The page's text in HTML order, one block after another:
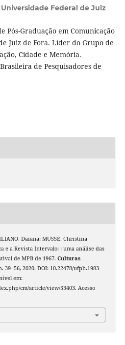
Universidade Federal de Juiz
Pós-Graduação em Comunicação
Juiz de Fora. Líder do Grupo de
Cidade e Memória.
de Pesquisadores de
Daiana; MUSSE, Christina
e a Revista Intervalo: : uma análise das
de MPB de 1967. Culturas
39–56, 2020. DOI: 10.22478/ufpb.1983-
em:
cm/article/view/53403. Acesso